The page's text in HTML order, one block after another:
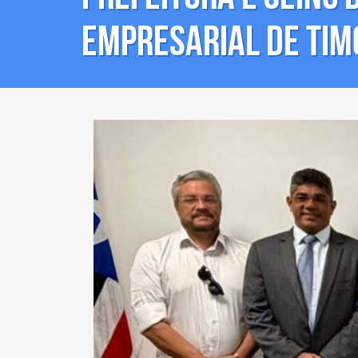
Empresarial de